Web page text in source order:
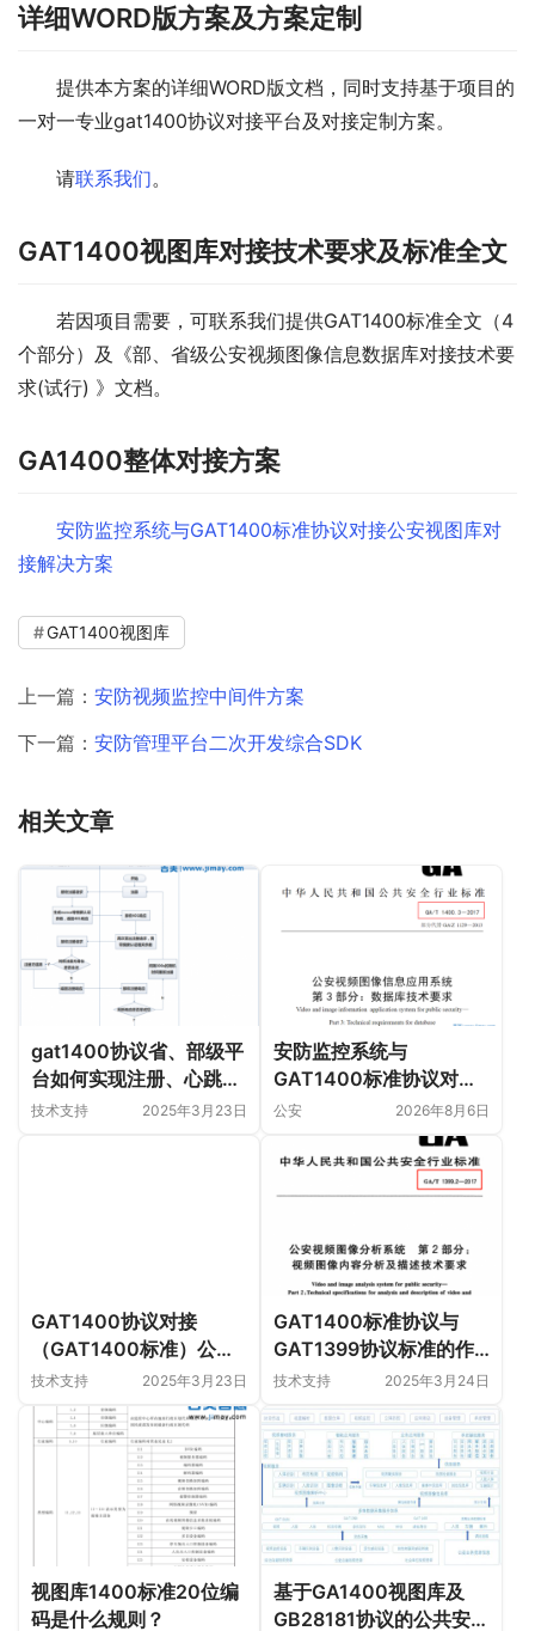
详细WORD版方案及方案定制
提供本方案的详细WORD版文档，同时支持基于项目的
一对一专业gat1400协议对接平台及对接定制方案。
请联系我们。
GAT1400视图库对接技术要求及标准全文
若因项目需要，可联系我们提供GAT1400标准全文（4
个部分）及《部、省级公安视频图像信息数据库对接技术要
求(试行) 》文档。
GA1400整体对接方案
安防监控系统与GAT1400标准协议对接公安视图库对
接解决方案
GAT1400视图库
上一篇： 安防视频监控中间件方案
下一篇： 安防管理平台二次开发综合SDK
相关文章
gat1400协议省、部级平
台如何实现注册、心跳、
注销？（gat1400标准如
技术支持 2025年3月23日
安防监控系统与
GAT1400标准协议对接
公安视图库对接解决方案
公安 2026年8月6日
GAT1400协议对接
（GAT1400标准）公安
视图库县平台、市平台、
省平台、部平台对接技术
要求
技术支持 2025年3月23日
GAT1400标准协议与
GAT1399协议标准的作
用与相互区别？
技术支持 2025年3月24日
视图库1400标准20位编
码是什么规则？
基于GA1400视图库及
GB28181协议的公共安全